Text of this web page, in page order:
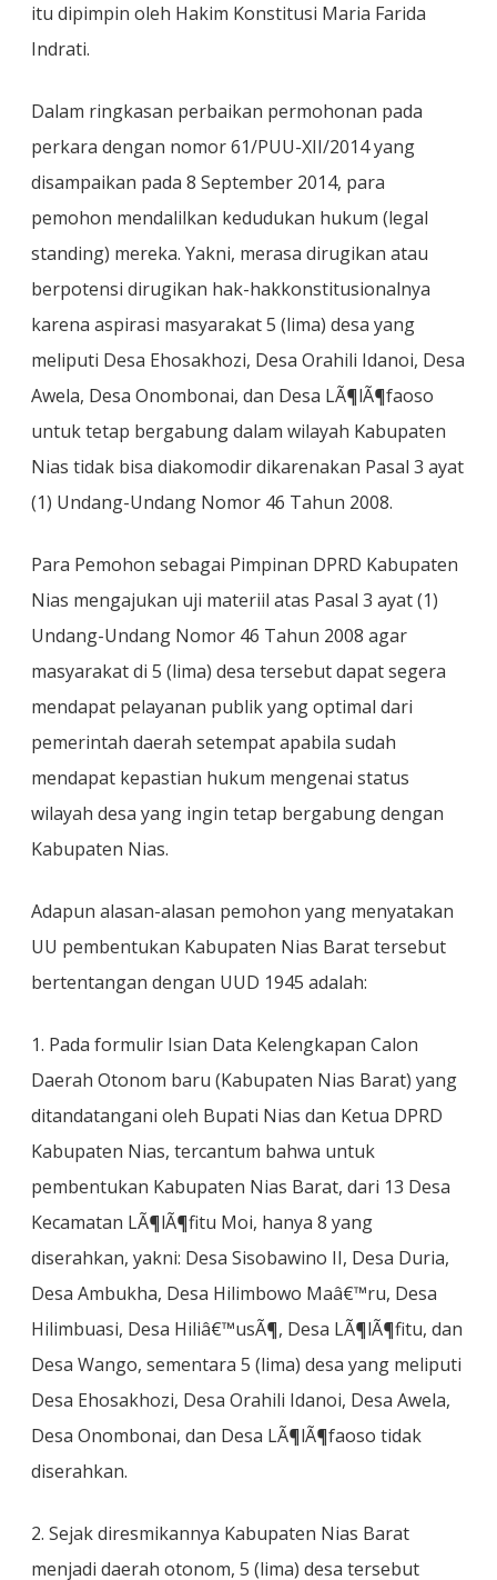
itu dipimpin oleh Hakim Konstitusi Maria Farida
Indrati.
Dalam ringkasan perbaikan permohonan pada
perkara dengan nomor 61/PUU-XII/2014 yang
disampaikan pada 8 September 2014, para
pemohon mendalilkan kedudukan hukum (legal
standing) mereka. Yakni, merasa dirugikan atau
berpotensi dirugikan hak-hakkonstitusionalnya
karena aspirasi masyarakat 5 (lima) desa yang
meliputi Desa Ehosakhozi, Desa Orahili Idanoi, Desa
Awela, Desa Onombonai, dan Desa LÃ¶lÃ¶faoso
untuk tetap bergabung dalam wilayah Kabupaten
Nias tidak bisa diakomodir dikarenakan Pasal 3 ayat
(1) Undang-Undang Nomor 46 Tahun 2008.
Para Pemohon sebagai Pimpinan DPRD Kabupaten
Nias mengajukan uji materiil atas Pasal 3 ayat (1)
Undang-Undang Nomor 46 Tahun 2008 agar
masyarakat di 5 (lima) desa tersebut dapat segera
mendapat pelayanan publik yang optimal dari
pemerintah daerah setempat apabila sudah
mendapat kepastian hukum mengenai status
wilayah desa yang ingin tetap bergabung dengan
Kabupaten Nias.
Adapun alasan-alasan pemohon yang menyatakan
UU pembentukan Kabupaten Nias Barat tersebut
bertentangan dengan UUD 1945 adalah:
1. Pada formulir Isian Data Kelengkapan Calon
Daerah Otonom baru (Kabupaten Nias Barat) yang
ditandatangani oleh Bupati Nias dan Ketua DPRD
Kabupaten Nias, tercantum bahwa untuk
pembentukan Kabupaten Nias Barat, dari 13 Desa
Kecamatan LÃ¶lÃ¶fitu Moi, hanya 8 yang
diserahkan, yakni: Desa Sisobawino II, Desa Duria,
Desa Ambukha, Desa Hilimbowo Maâ€™ru, Desa
Hilimbuasi, Desa Hiliâ€™usÃ¶, Desa LÃ¶lÃ¶fitu, dan
Desa Wango, sementara 5 (lima) desa yang meliputi
Desa Ehosakhozi, Desa Orahili Idanoi, Desa Awela,
Desa Onombonai, dan Desa LÃ¶lÃ¶faoso tidak
diserahkan.
2. Sejak diresmikannya Kabupaten Nias Barat
menjadi daerah otonom, 5 (lima) desa tersebut